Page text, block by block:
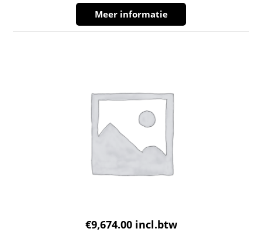
Meer informatie
€9,674.00 incl.btw